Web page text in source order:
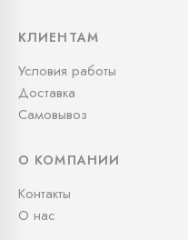
КЛИЕНТАМ
Условия работы
Доставка
Самовывоз
О КОМПАНИИ
Контакты
О нас